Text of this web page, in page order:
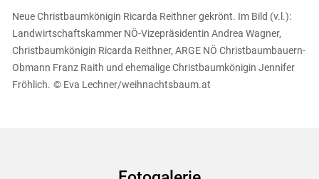
Neue Christbaumkönigin Ricarda Reithner gekrönt. Im Bild (v.l.):
Landwirtschaftskammer NÖ-Vizepräsidentin Andrea Wagner,
Christbaumkönigin Ricarda Reithner, ARGE NÖ Christbaumbauern-
Obmann Franz Raith und ehemalige Christbaumkönigin Jennifer
Fröhlich. © Eva Lechner/weihnachtsbaum.at